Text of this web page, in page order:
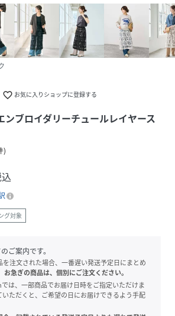
favorite_border お気に入りショップに登録する
ンブロイダリーチュールレイヤース
)
グ対象
ご案内です。
注文された場合、一番遅い発送予定日にまとめ
お急ぎの商品は、個別にご注文ください。
は、一部商品でお届け日時をご指定いただけま
いただくと、ご希望の日にお届けできるよう手配